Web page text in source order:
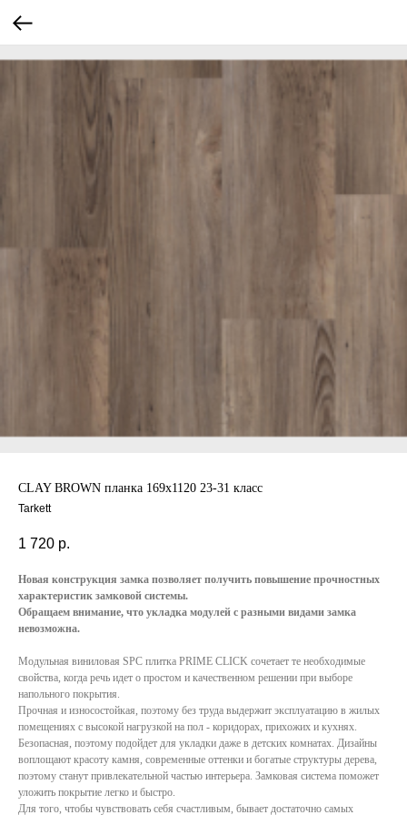
CLAY BROWN планка 169x1120 23-31 класс
Tarkett
1 720 р.
Новая конструкция замка позволяет получить повышение прочностных
характеристик замковой системы.
Обращаем внимание, что укладка модулей с разными видами замка
невозможна.
Модульная виниловая SPC плитка PRIME CLICK сочетает те необходимые
свойства, когда речь идет о простом и качественном решении при выборе
напольного покрытия.
Прочная и износостойкая, поэтому без труда выдержит эксплуатацию в жилых
помещениях с высокой нагрузкой на пол - коридорах, прихожих и кухнях.
Безопасная, поэтому подойдет для укладки даже в детских комнатах. Дизайны
воплощают красоту камня, современные оттенки и богатые структуры дерева,
поэтому станут привлекательной частью интерьера. Замковая система поможет
уложить покрытие легко и быстро.
Для того, чтобы чувствовать себя счастливым, бывает достаточно самых